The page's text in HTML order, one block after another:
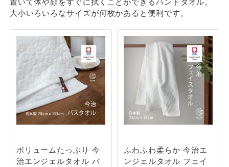
大小いろいろなサイズが何枚かあると便利です。
ボリュームたっぷり 今
治エンジェルタオル バ
ふわふわ柔らか 今治エ
ンジェルタオル フェイ